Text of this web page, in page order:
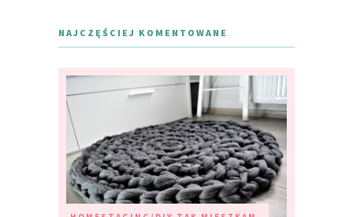
NAJCZĘŚCIEJ KOMENTOWANE